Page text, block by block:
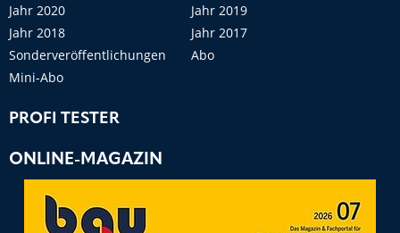
Jahr 2020
Jahr 2019
Jahr 2018
Jahr 2017
Sonderveröffentlichungen
Abo
Mini-Abo
PROFI TESTER
ONLINE-MAGAZIN